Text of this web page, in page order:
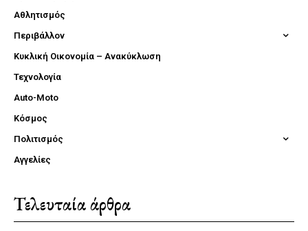
Αθλητισμός
Περιβάλλον
Κυκλική Οικονομία – Ανακύκλωση
Τεχνολογία
Auto-Moto
Κόσμος
Πολιτισμός
Αγγελίες
Τελευταία άρθρα